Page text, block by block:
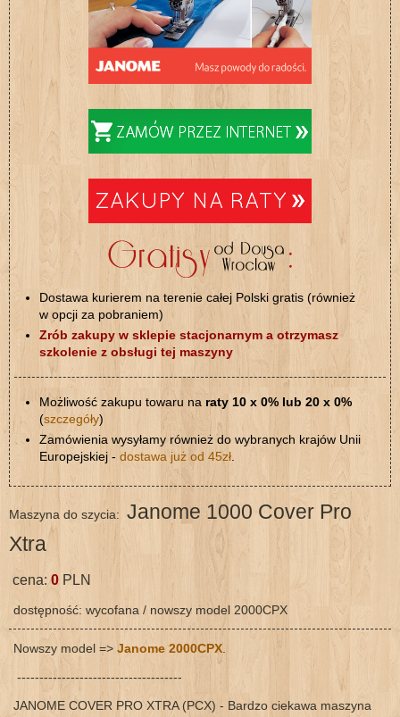
Dostawa kurierem na terenie całej Polski gratis (również
w opcji za pobraniem)
Zrób zakupy w sklepie stacjonarnym a otrzymasz
szkolenie z obsługi tej maszyny
Możliwość zakupu towaru na raty 10 x 0% lub 20 x 0%
(szczegóły)
Zamówienia wysyłamy również do wybranych krajów Unii
Europejskiej - dostawa już od 45zł
Maszyna do szycia: Janome 1000 Cover Pro
Xtra
cena:0 PLN
dostępność: wycofana / nowszy model 2000CPX
Nowszy model => Janome 2000CPX
-------------------------------------
JANOME COVER PRO XTRA (PCX) - Bardzo ciekawa maszyna